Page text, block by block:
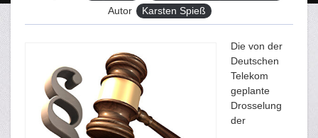
Autor
Karsten Spieß
Die von der
Deutschen
Telekom
geplante
Drosselung
der